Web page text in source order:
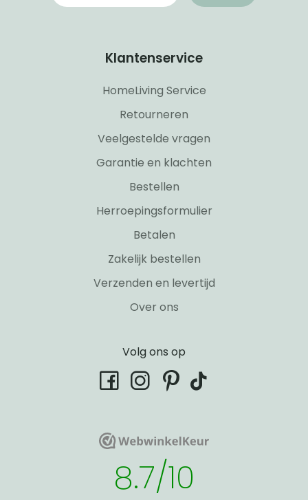
Klantenservice
HomeLiving Service
Retourneren
Veelgestelde vragen
Garantie en klachten
Bestellen
Herroepingsformulier
Betalen
Zakelijk bestellen
Verzenden en levertijd
Over ons
Volg ons op
facebookinstagram
pinterest
tiktok
WebwinkelKeurWebwinkelKeur
8.7/10